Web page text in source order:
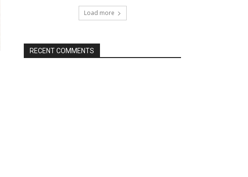
Load more
RECENT COMMENTS